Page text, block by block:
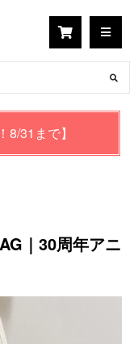
8/31まで】
｜30周年アニ